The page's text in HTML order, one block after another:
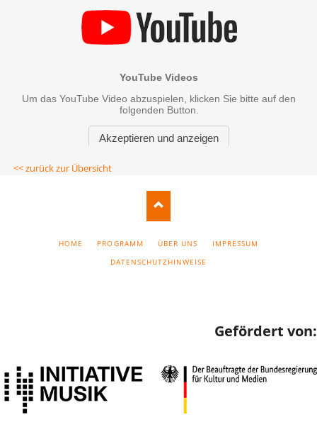
<< zurück zur Übersicht
HOME PROGRAMM ÜBER UNS
IMPRESSUM
DATENSCHUTZHINWEISE
Gefördert von: